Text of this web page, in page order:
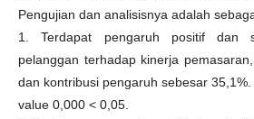
Pengujian dan analisisnya adalah
1. Terdapat pengaruh positif dan
pelanggan terhadap kinerja
dan kontribusi pengaruh sebesar
value 0,000 < 0,05.